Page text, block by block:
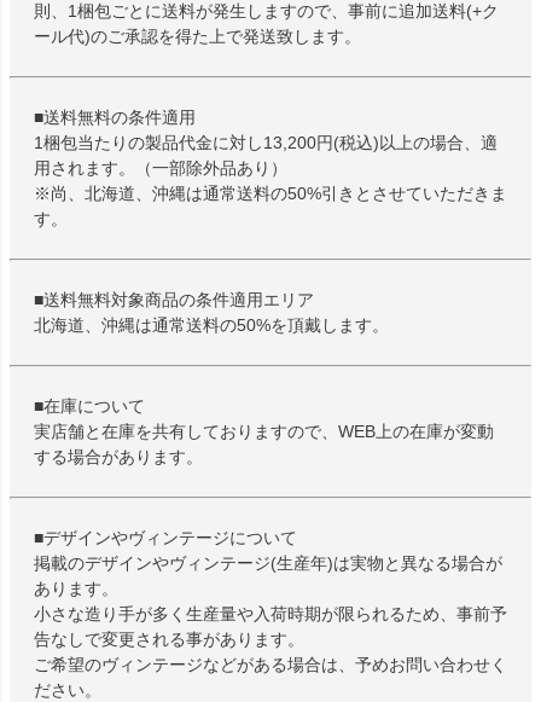
則、1梱包ごとに送料が発生しますので、事前に追加送料(+ク
ール代)のご承認を得た上で発送致します。
■送料無料の条件適用
1梱包当たりの製品代金に対し13,200円(税込)以上の場合、適
用されます。（一部除外品あり）
※尚、北海道、沖縄は通常送料の50%引きとさせていただきま
す。
■送料無料対象商品の条件適用エリア
北海道、沖縄は通常送料の50%を頂戴します。
■在庫について
実店舗と在庫を共有しておりますので、WEB上の在庫が変動
する場合があります。
■デザインやヴィンテージについて
掲載のデザインやヴィンテージ(生産年)は実物と異なる場合が
あります。
小さな造り手が多く生産量や入荷時期が限られるため、事前予
告なしで変更される事があります。
ご希望のヴィンテージなどがある場合は、予めお問い合わせく
ださい。